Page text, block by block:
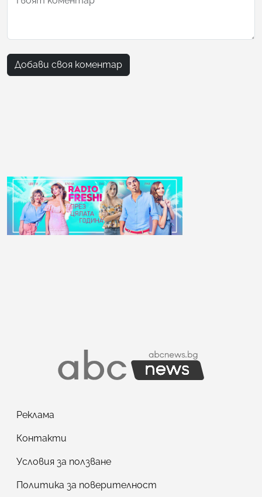
Добави своя коментар
Реклама
Контакти
Условия за ползване
Политика за поверителност